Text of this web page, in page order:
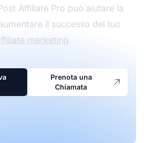
Affiliate Pro può aiutare la
il successo del tuo
marketing.
Prenota una
Chiamata